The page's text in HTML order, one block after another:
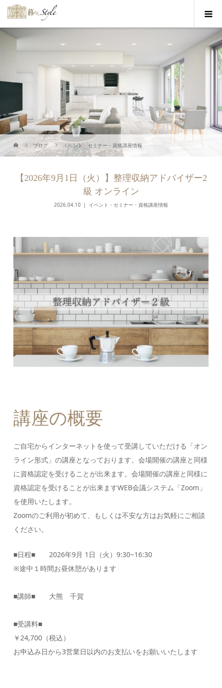
ブログ イベント・セミナー・資格講座情報
【2026年9月1日（火）】整理収納アドバイザー2
級 オンライン
2026.04.10 イベント・セミナー・資格講座情報
講座の概要
ご自宅からインターネットを使って受講していただける「オン
ライン形式」の講座となっております。会場開催の講座と同様
に資格認定を受けることが出来ます。会場開催の講座と同様に
資格認定を受けることが出来ますWEB会議システム「Zoom」
を使用いたします。
Zoomのご利用が初めて、もしくは不安な方はお気軽にご相談
ください。
■日程■ 2026年9月 1日（火）9:30~16:30
※途中１時間お昼休憩があります
■講師■ 大熊 千賀
■受講料■
￥24,700（税込）
お申込み日から3営業日以内のお支払いをお願いいたします